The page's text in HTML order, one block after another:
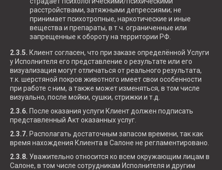
расстройствами, затяжными депрессиями; не
принимает психотропные, наркотические и иные
вещества и препараты, в т.ч. ограниченные или
запрещенные к обороту на территории РФ.
2.3.5. Клиент согласен, что при заказе определённой Услуги
у Исполнителя его представление о результате или его
визуализация могут отличаться от реального результата,
т.к. шерстяной покров животного имеет свои особенности
при работе с ним, а также может изменяться, в том числе
визуально, после мойки, сушки, стрижки и т.д.
2.3.6. После оказания услуги Клиент должен подписать
представленный Акт оказанных услуг.
2.3.7. Располагать достаточным запасом времени, так как
время нахождения Клиента в Салоне не регламентировано.
2.3.8. Уважительно относится ко всем окружающим лицам в
Салоне, в том числе сотрудникам Исполнителя и другим